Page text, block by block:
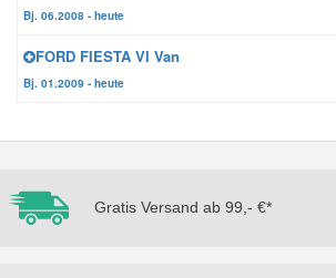
Bj. 06.2008 - heute
FORD FIESTA VI Van
Bj. 01.2009 - heute
Gratis Versand ab 99,- €*
Hyundai Ersatzteile
Jeep Ersatzteile
Lancia Ersatzteile